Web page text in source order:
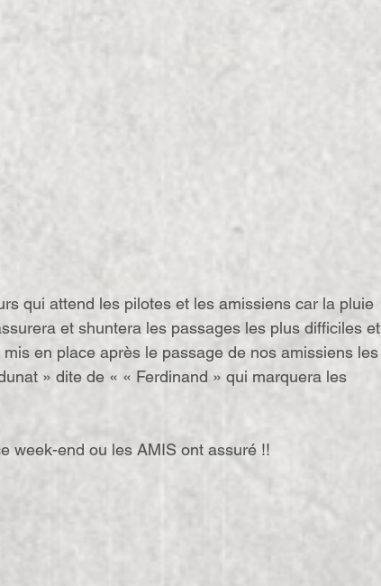
qui attend les pilotes et les amissiens car la pluie
et shuntera les passages les plus difficiles et
en place après le passage de nos amissiens les
» dite de « « Ferdinand » qui marquera les
week-end ou les AMIS ont assuré !!